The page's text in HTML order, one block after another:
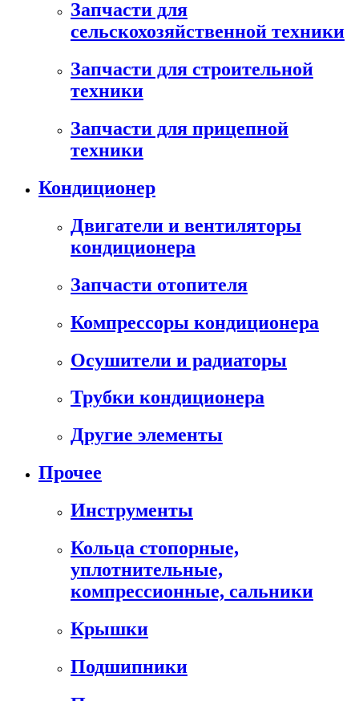
Запчасти для
сельскохозяйственной техники
Запчасти для строительной
техники
Запчасти для прицепной
техники
Кондиционер
Двигатели и вентиляторы
кондиционера
Запчасти отопителя
Компрессоры кондиционера
Осушители и радиаторы
Трубки кондиционера
Другие элементы
Прочее
Инструменты
Кольца стопорные,
уплотнительные,
компрессионные, сальники
Крышки
Подшипники